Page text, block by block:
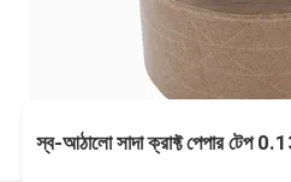
স্ব-আঠালো সাদা ক্রাফ্ট পেপার টেপ